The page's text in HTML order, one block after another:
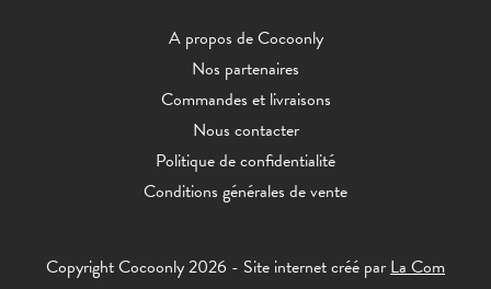
A propos de Cocoonly
Nos partenaires
Commandes et livraisons
Nous contacter
Politique de confidentialité
Conditions générales de vente
Copyright Cocoonly 2026 - Site internet créé parLa Com